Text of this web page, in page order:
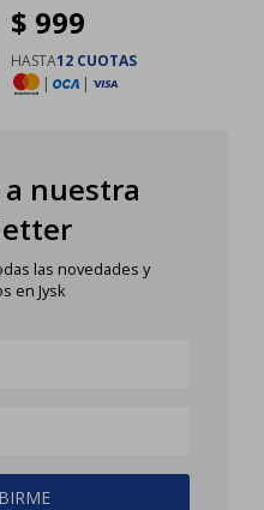
$ 999
HASTA12 CUOTAS
|
|
nuestra
las novedades y
en Jysk